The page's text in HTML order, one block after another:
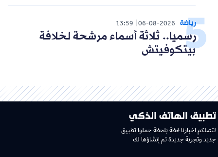
رياضة 06-08-2026
13:59
رسميا.. ثلاثة أسماء مرشحة لخلافة
بيتكوفيتش
تطبيق الهاتف الذكي
لتصلكم اخبارنا لحظة بلحظة حملوا تطبيق
جديد وتجربة جديدة تم إنشاؤها لك